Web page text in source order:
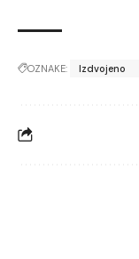
OZNAKE: Izdvojeno